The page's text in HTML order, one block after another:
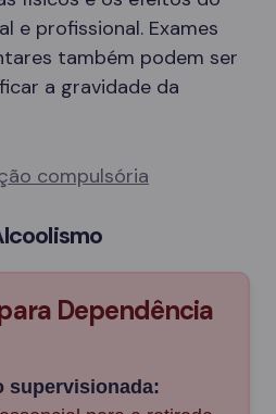
e profissional. Exames
também podem ser
a gravidade da
compulsória
Dependência
supervisionada: